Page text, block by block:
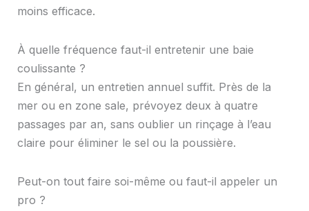
moins efficace.
À quelle fréquence faut-il entretenir une baie
coulissante ?
En général, un entretien annuel suffit. Près de la
mer ou en zone sale, prévoyez deux à quatre
passages par an, sans oublier un rinçage à l’eau
claire pour éliminer le sel ou la poussière.
Peut-on tout faire soi-même ou faut-il appeler un
pro ?